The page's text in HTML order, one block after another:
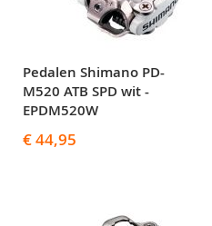
Pedalen Shimano PD-
M520 ATB SPD wit -
EPDM520W
€ 44,95